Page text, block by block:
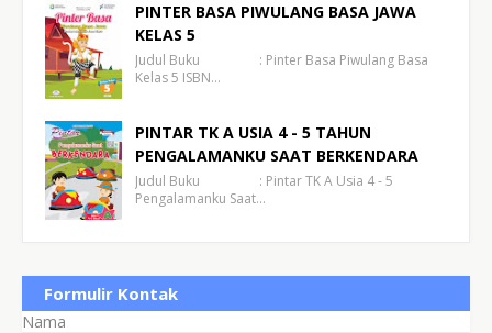
PINTER BASA PIWULANG BASA JAWA
KELAS 5
Judul Buku : Pinter Basa Piwulang Basa
Kelas 5 ISBN…
PINTAR TK A USIA 4 - 5 TAHUN
PENGALAMANKU SAAT BERKENDARA
Judul Buku : Pintar TK A Usia 4 - 5
Pengalamanku Saat…
Formulir Kontak
Nama